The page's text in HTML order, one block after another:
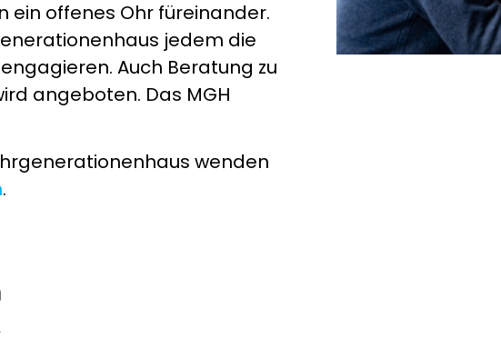
ein offenes Ohr füreinander.
jedem die
Auch Beratung zu
angeboten. Das MGH
wenden
.